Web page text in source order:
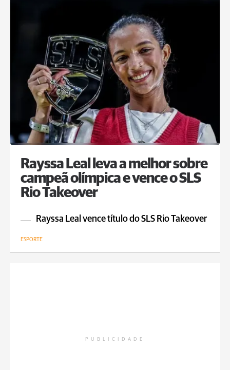
Rayssa Leal leva a melhor sobre
campeã olímpica e vence o SLS
Rio Takeover
Rayssa Leal vence título do SLS Rio Takeover
ESPORTE
PUBLICIDADE